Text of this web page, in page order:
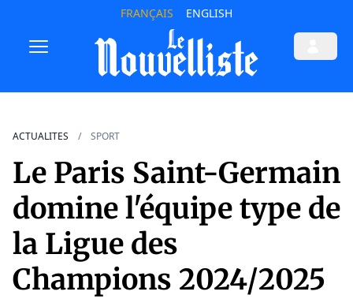
FRANÇAIS ENGLISH
ACTUALITES SPORT
Le Paris Saint-Germain
domine l'équipe type de
la Ligue des
Champions 2024/2025